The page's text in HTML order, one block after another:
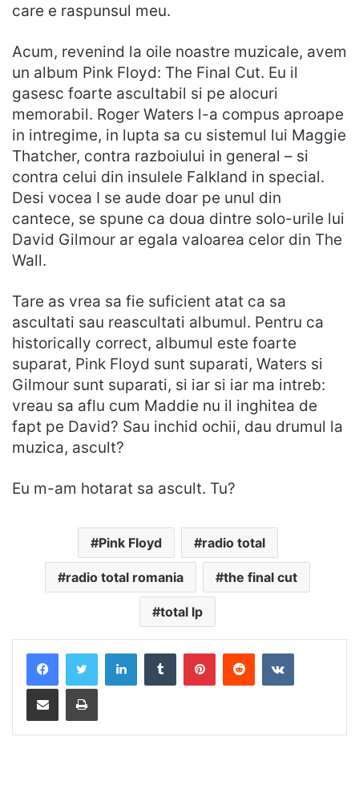
care e raspunsul meu.
Acum, revenind la oile noastre muzicale, avem
un album Pink Floyd: The Final Cut. Eu il
gasesc foarte ascultabil si pe alocuri
memorabil. Roger Waters l-a compus aproape
in intregime, in lupta sa cu sistemul lui Maggie
Thatcher, contra razboiului in general – si
contra celui din insulele Falkland in special.
Desi vocea I se aude doar pe unul din
cantece, se spune ca doua dintre solo-urile lui
David Gilmour ar egala valoarea celor din The
Wall.
Tare as vrea sa fie suficient atat ca sa
ascultati sau reascultati albumul. Pentru ca
historically correct, albumul este foarte
suparat, Pink Floyd sunt suparati, Waters si
Gilmour sunt suparati, si iar si iar ma intreb:
vreau sa aflu cum Maddie nu il inghitea de
fapt pe David? Sau inchid ochii, dau drumul la
muzica, ascult?
Eu m-am hotarat sa ascult. Tu?
Pink Floyd radio total
radio total romania the final cut
total lp
LinkedInTumblrPinterestRedditVKontakte
Distribuie prin mail Tipărește